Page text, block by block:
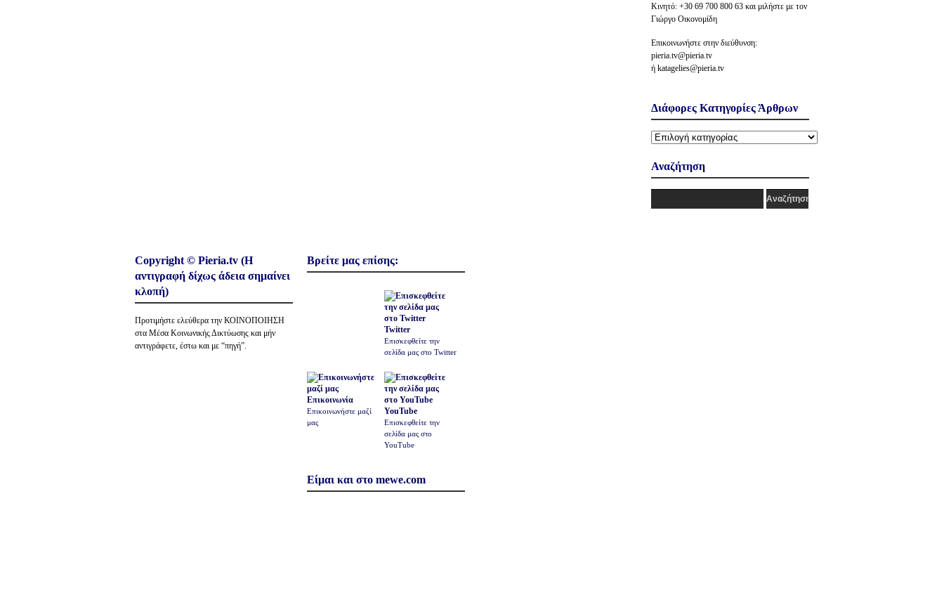
Κινητό: +30 69 700 800 63 και μιλήστε με τον
Γιώργο Οικονομίδη
Επικοινωνήστε στην διεύθυνση:
pieria.tv@pieria.tv
ή katagelies@pieria.tv
Διάφορες Κατηγορίες Άρθρων
Διάφορες
Άρθρων
Αναζήτηση
Copyright © Pieria.tv (Η
αντιγραφή δίχως άδεια σημαίνει
κλοπή)
Προτιμήστε ελεύθερα την ΚΟΙΝΟΠΟΙΗΣΗ
στα Μέσα Κοινωνικής Δικτύωσης και μήν
αντιγράφετε, έστω και με “πηγή”.
Βρείτε μας επίσης:
Twitter
Επισκεφθείτε την
σελίδα μας στο Twitter
Επικοινωνία
Επικοινωνήστε μαζί
μας
YouTube
Επισκεφθείτε την
σελίδα μας στο
YouTube
Είμαι και στο mewe.com